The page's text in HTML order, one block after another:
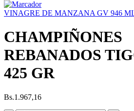
VINAGRE DE MANZANA GV 946
CHAMPIÑONES
REBANADOS
425 GR
Bs.1.967,16